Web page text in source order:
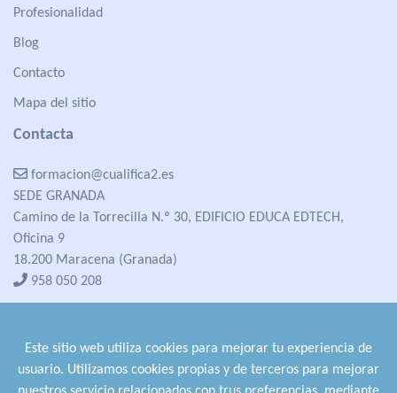
Profesionalidad
Blog
Contacto
Mapa del sitio
Contacta
formacion@cualifica2.es
SEDE GRANADA
Camino de la Torrecilla N.º 30, EDIFICIO EDUCA EDTECH,
Oficina 9
18.200 Maracena (Granada)
958 050 208
Este sitio web utiliza cookies para mejorar tu experiencia de
usuario. Utilizamos cookies propias y de terceros para mejorar